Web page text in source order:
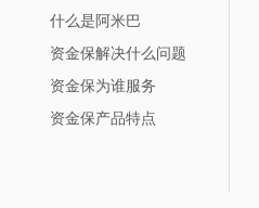
什么是阿米巴
资金保解决什么问题
资金保为谁服务
资金保产品特点